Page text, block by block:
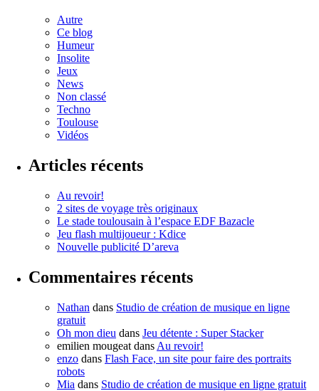
Autre
Ce blog
Humeur
Insolite
Jeux
News
Non classé
Techno
Toulouse
Vidéos
Articles récents
Au revoir!
2 sites de voyage très originaux
Le stade toulousain à l’espace EDF Bazacle
Jeu flash multijoueur : Kdice
Nouvelle publicité D’areva
Commentaires récents
Nathan dans Studio de création de musique en ligne
gratuit
Oh mon dieu dans Jeu détente : Super Stacker
emilien mougeat dans Au revoir!
enzo dans Flash Face, un site pour faire des portraits
robots
Mia dans Studio de création de musique en ligne gratuit